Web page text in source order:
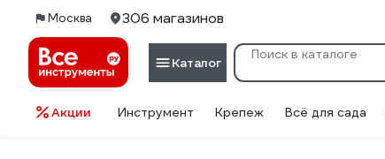
Москва 306 магазинов
Каталог
Акции Инструмент Крепеж Всё для сада